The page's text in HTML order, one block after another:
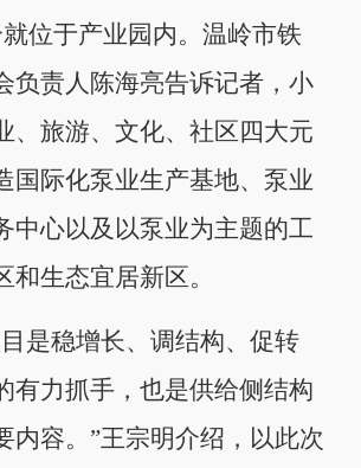
位于产业园内。温岭市铁
负责人陈海亮告诉记者，小
、旅游、文化、社区四大元
国际化泵业生产基地、泵业
中心以及以泵业为主题的工
和生态宜居新区。
稳增长、调结构、促转
有力抓手，也是供给侧结构
内容。”王宗明介绍，以此次